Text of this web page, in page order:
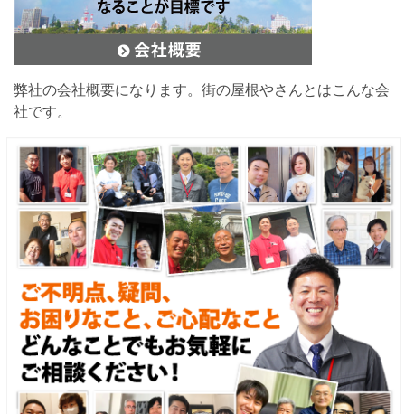
弊社の会社概要になります。街の屋根やさんとはこんな会
社です。